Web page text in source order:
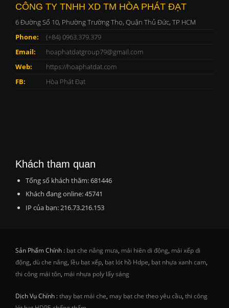
CÔNG TY TNHH XD TM HÒA PHÁT ĐẠT
6 Đường Số 10, Phường Trường Thọ, Quận Thủ Đức, TP HCM
Phone:
(+84) 0963.379.379
Email:
hoaphatdatgroup79@gmail.com
Web:
https://hoaphatdat.com
FB:
Hòa Phát Đạt
Khách tham quan
Tổng số khách thăm: 681446
Khách đang online: 45741
IP của bạn: 216.73.216.153
Sản Phẩm Chính : bạt che nắng mưa, mái hiên di động, mái xếp di
động, dù che nắng, lều bạt xếp, bạt lót hồ Hdpe, bạt nhựa xanh cam,
thi công mái tôn, mái nhựa poly lấy sáng
Dịch Vụ Chính :thay bạt mái che, may bạt che theo yêu cầu, thi công